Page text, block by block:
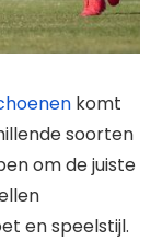
komt
soorten
om de juiste
en speelstijl.